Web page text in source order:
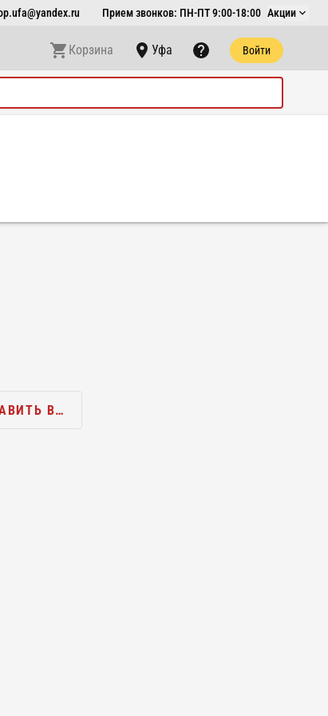
Прием звонков: ПН-ПТ 9:00-18:00 Акции
Корзина Уфа Войти
В…